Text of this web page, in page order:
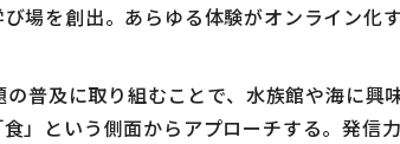
場を創出。あらゆる体験がオンライン化
普及に取り組むことで、水族館や海に興
」という側面からアプローチする。発信